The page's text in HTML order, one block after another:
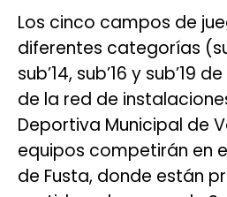
Los cinco campos de
diferentes categorías
sub’14, sub’16 y sub’19
de la red de
Deportiva Municipal de
equipos competirán en
de Fusta, donde están